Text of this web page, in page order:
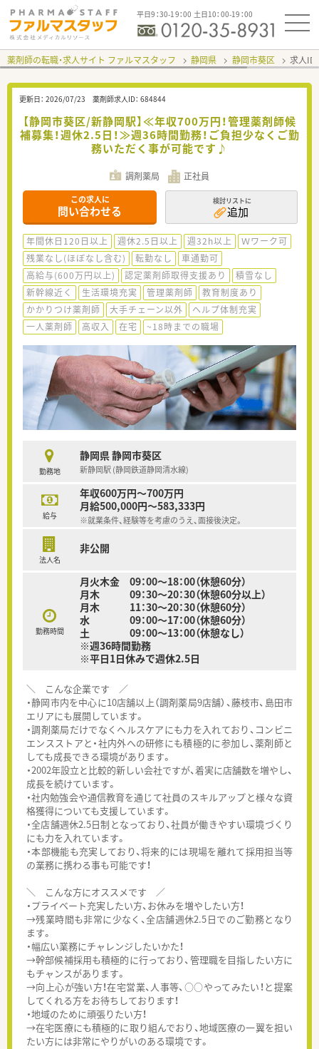
平日9：30-19：00 土日10：00-19：00
薬剤師の転職・求人サイト ファルマスタッフ 静岡県 静岡市葵区 求人ID
更新日： 2026/07/23 薬剤師求人ID： 684844
【静岡市葵区/新静岡駅】≪年収700万円！管理薬剤師候
補募集！週休2.5日！≫週36時間勤務！ご負担少なくご勤
務いただく事が可能です♪
調剤薬局 正社員
この求人に
問い合わせる
検討リストに
追加
年間休日120日以上 週休2.5日以上 週32h以上
Ｗワーク可
残業なし(ほぼなし含む)
転勤なし
車通勤可
高給与(600万円以上)
認定薬剤師取得支援あり
積雪なし
新幹線近く
生活環境充実 管理薬剤師
教育制度あり
かかりつけ薬剤師
大手チェーン以外
ヘルプ体制充実
一人薬剤師
高収入 在宅 ~18時までの職場
勤務地
静岡県 静岡市葵区
新静岡駅 (静岡鉄道静岡清水線)
給与
年収600万円～700万円
月給500,000円～583,333円
※就業条件、経験等を考慮のうえ、面接後決定。
法人名
非公開
勤務時間
月火木金 09：00～18：00（休憩60分）
月木 09：30～20：30（休憩60分以上）
月木 11：30～20：30（休憩60分）
水 09：00～17：00（休憩60分）
土 09：00～13：00（休憩なし）
※週36時間勤務
※平日1日休みで週休2.5日
＼ こんな企業です ／
・静岡市内を中心に10店舗以上（調剤薬局9店舗）、藤枝市、島田市
エリアにも展開しています。
・調剤薬局だけでなくヘルスケアにも力を入れており、コンビニ
エンスストアと・社内外への研修にも積極的に参加し、薬剤師と
しても成長できる環境があります。
・2002年設立と比較的新しい会社ですが、着実に店舗数を増やし、
成長を続けています。
・社内勉強会や通信教育を通じて社員のスキルアップと様々な資
格獲得についても支援しています。
・全店舗週休2.5日制となっており、社員が働きやすい環境づくり
にも力を入れています。
・本部機能も充実しており、将来的には現場を離れて採用担当等
の業務に携わる事も可能です！
＼ こんな方にオススメです ／
・プライベート充実したい方、お休みを増やしたい方！
→残業時間も非常に少なく、全店舗週休2.5日でのご勤務となり
ます。
・幅広い業務にチャレンジしたいかた！
→幹部候補採用も積極的に行っており、管理職を目指したい方に
もチャンスがあります。
→向上心が強い方！在宅営業、人事等、○○やってみたい！と提案
してくれる方をお待ちしております！
・地域のために頑張りたい方！
→在宅医療にも積極的に取り組んでおり、地域医療の一翼を担い
たい方には非常にやりがいのある環境です。